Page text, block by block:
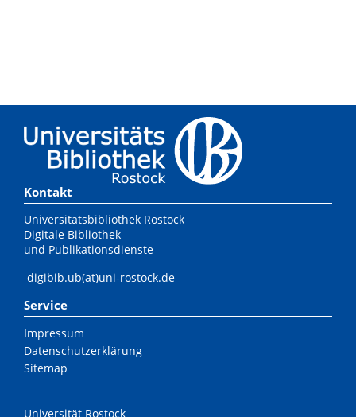
Kontakt
Universitätsbibliothek Rostock
Digitale Bibliothek
und Publikationsdienste
digibib.ub(at)uni-rostock.de
Service
Impressum
Datenschutzerklärung
Sitemap
Universität Rostock